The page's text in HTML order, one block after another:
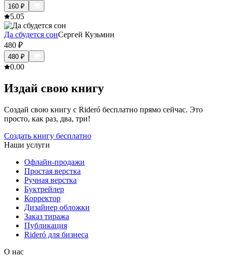
160 ₽
5.05
Да сбудется сонСергей Кузьмин
480 ₽
480 ₽
0.00
Издай свою книгу
Создай свою книгу с Rideró бесплатно прямо сейчас. Это
просто, как раз, два, три!
Создать книгу бесплатно
Наши услуги
Офлайн-продажи
Простая верстка
Ручная верстка
Буктрейлер
Корректор
Дизайнер обложки
Заказ тиража
Публикация
Rideró для бизнеса
О нас